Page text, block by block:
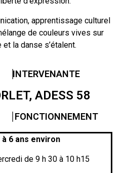
apprentissage culturel
de couleurs vives sur
la danse s’étalent.
INTERVENANTE
ADESS 58
FONCTIONNEMENT
6 ans environ
de 9 h 30 à 10 h15